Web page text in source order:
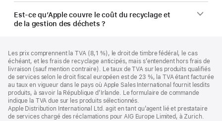
Est-ce qu’Apple couvre le coût du recyclage et
de la gestion des déchets ?
de
page
de
bas
de
page
Les prix comprennent la TVA (8,1 %), le droit de timbre fédéral, le cas
échéant, et les frais de recyclage anticipés, mais s’entendent hors frais de
livraison (sauf mention contraire). Le taux de TVA sur les produits qualifiés
de services selon le droit fiscal européen est de 23 %, la TVA étant facturée
au taux en vigueur dans le pays où Apple Sales International fournit lesdits
produits, à savoir la République d’Irlande. Le formulaire de commande
indique la TVA due sur les produits sélectionnés.
Apple Distribution International Ltd. agit en tant qu’agent lié et prestataire
de services chargé des réclamations pour AIG Europe Limited, à Zurich.